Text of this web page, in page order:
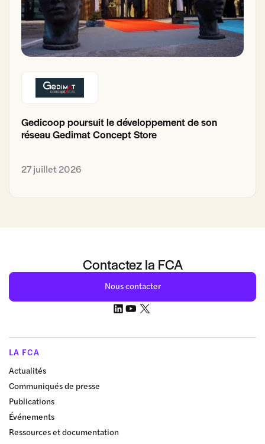
Gedicoop poursuit le développement de son
réseau Gedimat Concept Store
27 juillet 2026
Contactez la FCA
Nous contacter
LA FCA
Actualités
Communiqués de presse
Publications
Événements
Ressources et documentation